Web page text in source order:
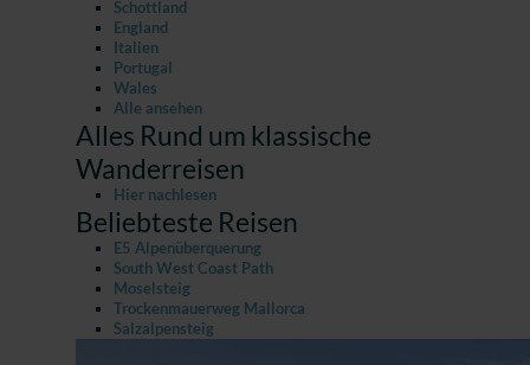
Schottland
England
Italien
Portugal
Wales
Alle ansehen
Alles Rund um klassische
Wanderreisen
Hier nachlesen
Beliebteste Reisen
E5 Alpenüberquerung
South West Coast Path
Moselsteig
Trockenmauerweg Mallorca
Salzalpensteig